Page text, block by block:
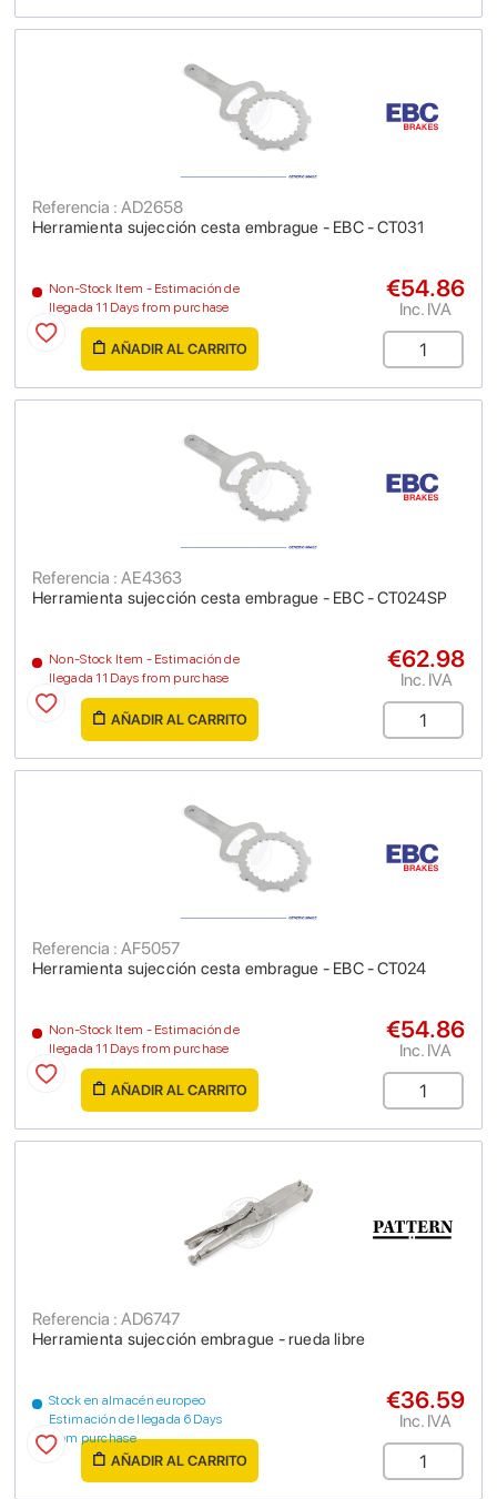
Herramienta sujección cesta embrague - EBC - CT031
Referencia : AD2658
Non-Stock Item - Estimación de
llegada 11 Days from purchase
€54.86
Inc. IVA
AÑADIR AL CARRITO
Herramienta sujección cesta embrague - EBC - CT024SP
Referencia : AE4363
Non-Stock Item - Estimación de
llegada 11 Days from purchase
€62.98
Inc. IVA
AÑADIR AL CARRITO
Herramienta sujección cesta embrague - EBC - CT024
Referencia : AF5057
Non-Stock Item - Estimación de
llegada 11 Days from purchase
€54.86
Inc. IVA
AÑADIR AL CARRITO
Herramienta sujección embrague - rueda libre
Referencia : AD6747
Stock en almacén europeo
Estimación de llegada 6 Days
from purchase
€36.59
Inc. IVA
AÑADIR AL CARRITO